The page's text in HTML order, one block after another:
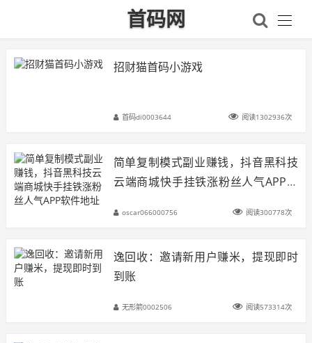
首码网
招财猫首码小游戏
首码di0003644 阅读1302936次
简单复制模式副业赚钱，抖音黑科技
云端商城快手挂铁涨粉丝人气APP软
oscar066000756 阅读300778次
逸回收：邀请新用户赚米，提现即时
到账
无形箭0002506 阅读573314次